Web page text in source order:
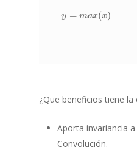
y = max(x)
y = max(x)
¿Que beneficios tiene la
Aporta invariancia
Convolución.